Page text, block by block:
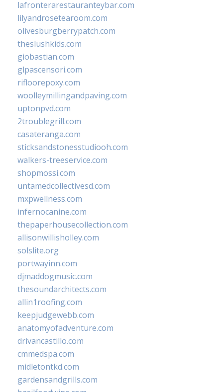
lafronterarestauranteybar.com
lilyandrosetearoom.com
olivesburgberrypatch.com
theslushkids.com
giobastian.com
glpascensori.com
rifloorepoxy.com
woolleymillingandpaving.com
uptonpvd.com
2troublegrill.com
casateranga.com
sticksandstonesstudiooh.com
walkers-treeservice.com
shopmossi.com
untamedcollectivesd.com
mxpwellness.com
infernocanine.com
thepaperhousecollection.com
allisonwillisholley.com
solslite.org
portwayinn.com
djmaddogmusic.com
thesoundarchitects.com
allin1roofing.com
keepjudgewebb.com
anatomyofadventure.com
drivancastillo.com
cmmedspa.com
midletontkd.com
gardensandgrills.com